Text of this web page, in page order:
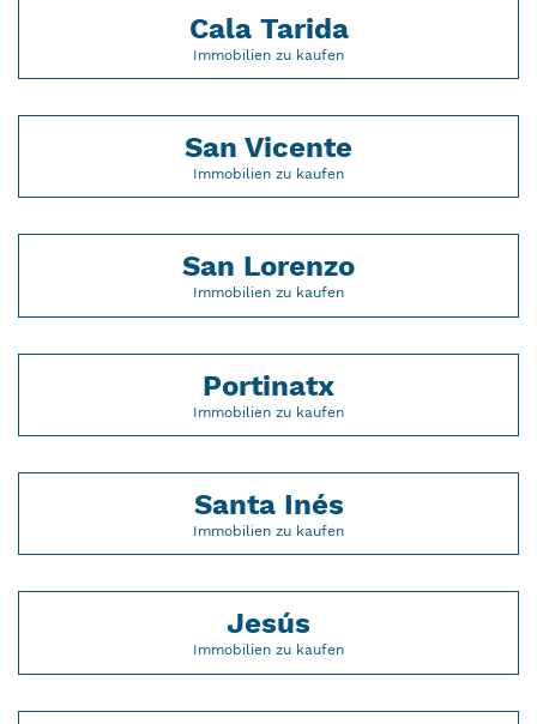
Cala Tarida
Immobilien zu kaufen
San Vicente
Immobilien zu kaufen
San Lorenzo
Immobilien zu kaufen
Portinatx
Immobilien zu kaufen
Santa Inés
Immobilien zu kaufen
Jesús
Immobilien zu kaufen